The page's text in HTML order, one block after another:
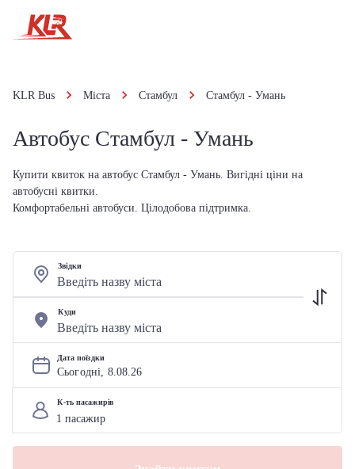
KLR Bus Міста Стамбул Стамбул - Умань
Автобус Стамбул - Умань
Купити квиток на автобус Стамбул - Умань. Вигідні ціни на
автобусні квитки.
Комфортабельні автобуси. Цілодобова підтримка.
Звідки
Куди
Дата поїздки
Сьогодні, 8.08.26
К-ть пасажирів